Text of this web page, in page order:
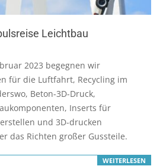
Leichtbau
2023 begegnen wir
für die Luftfahrt, Recycling im
Beton-3D-Druck,
Inserts für
und 3D-drucken
das Richten großer Gussteile.
WEITERLESEN